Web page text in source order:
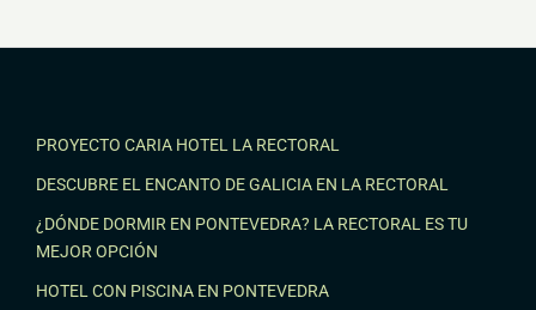
PROYECTO CARIA HOTEL LA RECTORAL
DESCUBRE EL ENCANTO DE GALICIA EN LA RECTORAL
¿DÓNDE DORMIR EN PONTEVEDRA? LA RECTORAL ES TU
MEJOR OPCIÓN
HOTEL CON PISCINA EN PONTEVEDRA